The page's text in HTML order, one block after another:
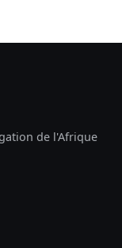
de l'Afrique